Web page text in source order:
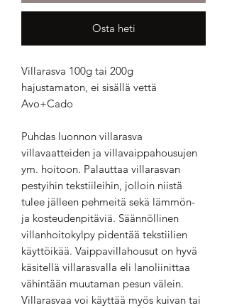
Osta heti
Villarasva 100g tai 200g
hajustamaton, ei sisällä vettä
Avo+Cado
Puhdas luonnon villarasva
villavaatteiden ja villavaippahousujen
ym. hoitoon. Palauttaa villarasvan
pestyihin tekstiileihin, jolloin niistä
tulee jälleen pehmeitä sekä lämmön-
ja kosteudenpitäviä. Säännöllinen
villanhoitokylpy pidentää tekstiilien
käyttöikää. Vaippavillahousut on hyvä
käsitellä villarasvalla eli lanoliinittaa
vähintään muutaman pesun välein.
Villarasvaa voi käyttää myös kuivan tai